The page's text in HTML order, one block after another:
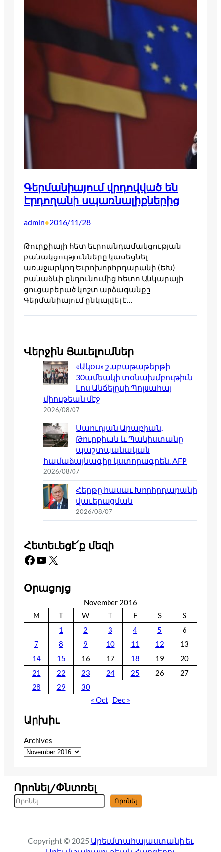
Գերմանիայում վրդովված են
Էրդողանի սպառնալիքներից
admin•2016/11/28
Թուրքիայի հետ եւրոանդամակցության
բանակցությունները կասեցնել
առաջարկող Եւրոխորհրդարանի (ԵԽ)
բանաձևի ընդունումից հետո Անկարայի
ցուցաբերած կոշտ արձագանքը
Գերմանիայում ընկալվել է…
Վերջին Յաւելումներ
«Ակօս» շաբաթաթերթի
30ամեակի տօնախմբութիւն
Լոս Անճելըսի Պոլսահայ
միութեան մէջ
2026/08/07
Սաուդյան Արաբիան,
Թուրքիան և Պակիստանը
պաշտպանական
համաձայնագիր կստորագրեն. AFP
2026/08/07
Հերթը հասաւ Խորհրդարանի
վաւերացման
2026/08/07
Հետեւեցէ՛ք մեզի
Facebook YouTube X
Օրացոյց
November 2016
M
T W T F S
S
1
2 3 4 5
6
7
8 9 10 11 12
13
14
15 16 17 18 19
20
21
22 23 24 25 26
27
28
29
30
« Oct
Dec »
Արխիւ
Archives
Որոնել/Փնտռել
S
e
c
Որոնել
Copyright © 2025 Արեւմտահայաստանի եւ